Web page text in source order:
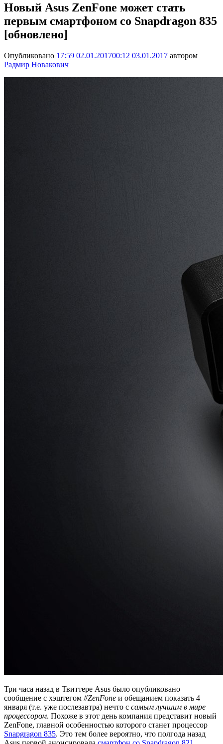
Новый Asus ZenFone может стать
первым смартфоном со Snapdragon 835
[обновлено]
Опубликовано 17:59 02.01.201700:12 03.01.2017 автором
Радмир Новакович
Три часа назад в Твиттере Asus было опубликовано
сообщение с хэштегом #ZenFone и обещанием показать 4
января (т.е. уже послезавтра) нечто с самым лучшим в мире
процессором. Похоже в этот день компания представит новый
ZenFone, главной особенностью которого станет процессор
Snapgragon 835. Это тем более вероятно, что полгода назад